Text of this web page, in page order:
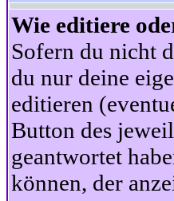
Wie editiere
Sofern du nicht
du nur deine
editieren
Button des
geantwortet
können, der